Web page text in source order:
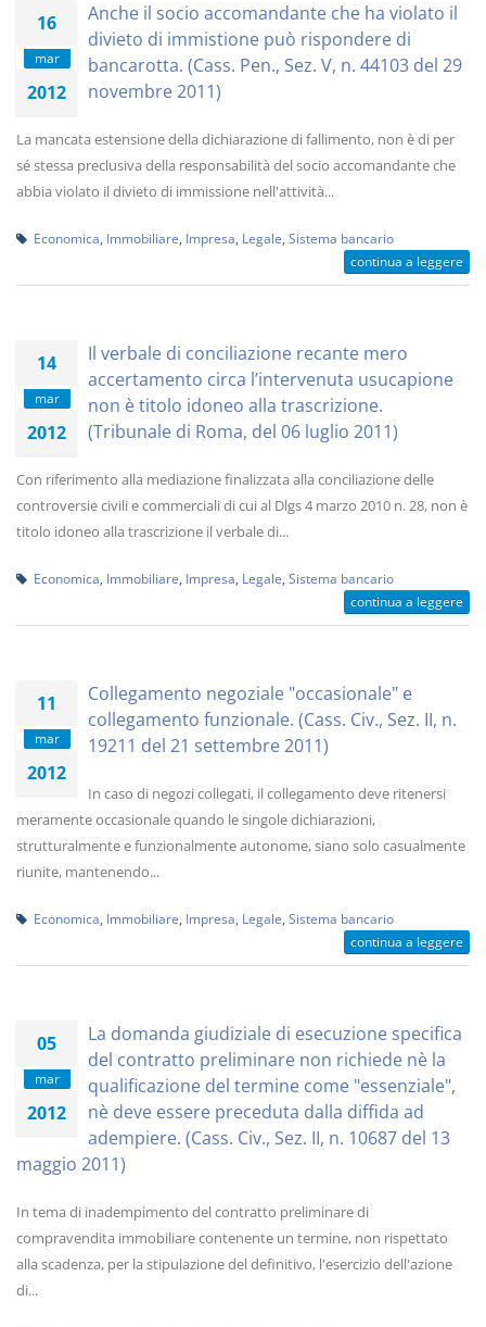
16
mar
2012
Anche il socio accomandante che ha violato il
divieto di immistione può rispondere di
bancarotta. (Cass. Pen., Sez. V, n. 44103 del 29
novembre 2011)
La mancata estensione della dichiarazione di fallimento, non è di per
sé stessa preclusiva della responsabilità del socio accomandante che
abbia violato il divieto di immissione nell'attività...
Economica Immobiliare Impresa Legale Sistema bancario
continua a leggere
14
mar
2012
Il verbale di conciliazione recante mero
accertamento circa l’intervenuta usucapione
non è titolo idoneo alla trascrizione.
(Tribunale di Roma, del 06 luglio 2011)
Con riferimento alla mediazione finalizzata alla conciliazione delle
controversie civili e commerciali di cui al Dlgs 4 marzo 2010 n. 28, non è
titolo idoneo alla trascrizione il verbale di...
Economica Immobiliare Impresa Legale Sistema bancario
continua a leggere
11
mar
2012
Collegamento negoziale "occasionale" e
collegamento funzionale. (Cass. Civ., Sez. II, n.
19211 del 21 settembre 2011)
In caso di negozi collegati, il collegamento deve ritenersi
meramente occasionale quando le singole dichiarazioni,
strutturalmente e funzionalmente autonome, siano solo casualmente
riunite, mantenendo...
Economica Immobiliare Impresa Legale Sistema bancario
continua a leggere
05
mar
2012
La domanda giudiziale di esecuzione specifica
del contratto preliminare non richiede nè la
qualificazione del termine come "essenziale",
nè deve essere preceduta dalla diffida ad
adempiere. (Cass. Civ., Sez. II, n. 10687 del 13
maggio 2011)
In tema di inadempimento del contratto preliminare di
compravendita immobiliare contenente un termine, non rispettato
alla scadenza, per la stipulazione del definitivo, l'esercizio dell'azione
di...